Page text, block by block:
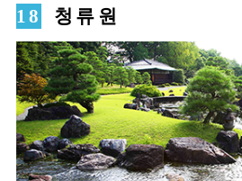
청류원